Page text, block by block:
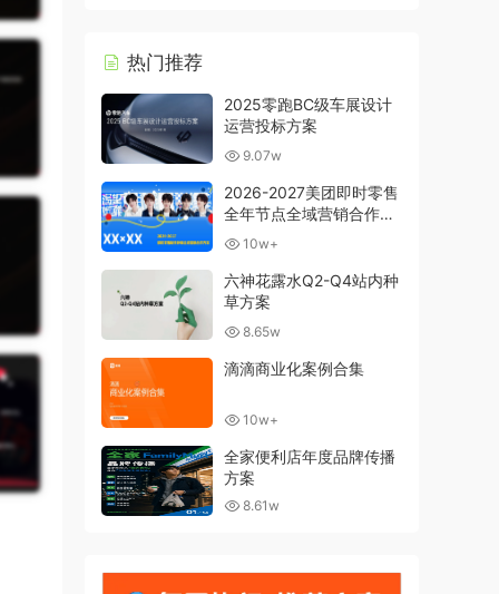
热门推荐
2025零跑BC级车展设计
运营投标方案
9.07w
2026-2027美团即时零售
全年节点全域营销合作方
案 10w+
六神花露水Q2-Q4站内种
草方案
8.65w
滴滴商业化案例合集
10w+
全家便利店年度品牌传播
方案
8.61w